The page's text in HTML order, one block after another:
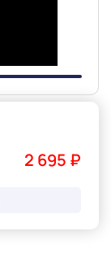
2 695 ₽